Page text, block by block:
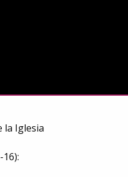
la Iglesia